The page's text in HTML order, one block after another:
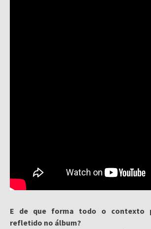
E de que forma todo o contexto
refletido no álbum?